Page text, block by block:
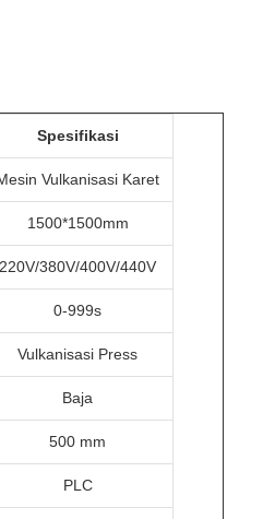
Spesifikasi
Vulkanisasi Karet
1500*1500mm
220V/380V/400V/440V
0-999s
Vulkanisasi Press
Baja
500 mm
PLC